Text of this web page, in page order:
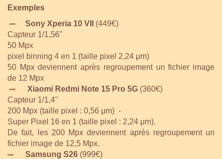
Exemples
Sony Xperia 10 VII
(449€)
Capteur 1/1,56"
50 Mpx
pixel binning 4 en 1 (taille pixel 2,24 μm)
50 Mpx deviennent après regroupement un fichier image
de 12 Mpx
Xiaomi Redmi Note 15 Pro 5G (360€)
Capteur 1/1,4"
200 Mpx (taille pixel : 0,56 μm) -
Super Pixel 16 en 1 (taille pixel : 2,24 μm).
De fait, les 200 Mpx deviennent après regroupement un
fichier image de 12,5 Mpx.
Samsung S26 (999€)